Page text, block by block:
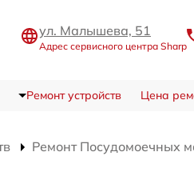
ул. Малышева, 51
Адрес сервисного центра Sharp
Ремонт устройств Цена
Ремонт Посудомоечных